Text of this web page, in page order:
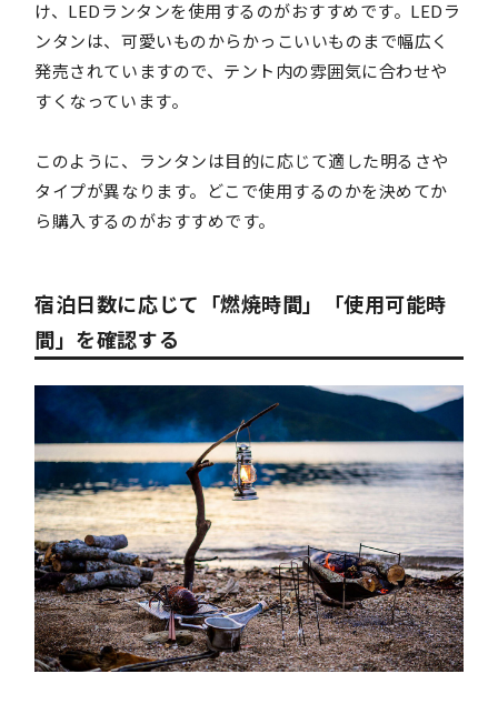
け、LEDランタンを使用するのがおすすめです。LEDラ
ンタンは、可愛いものからかっこいいものまで幅広く
発売されていますので、テント内の雰囲気に合わせや
すくなっています。
このように、ランタンは目的に応じて適した明るさや
タイプが異なります。どこで使用するのかを決めてか
ら購入するのがおすすめです。
宿泊日数に応じて「燃焼時間」「使用可能時
間」を確認する